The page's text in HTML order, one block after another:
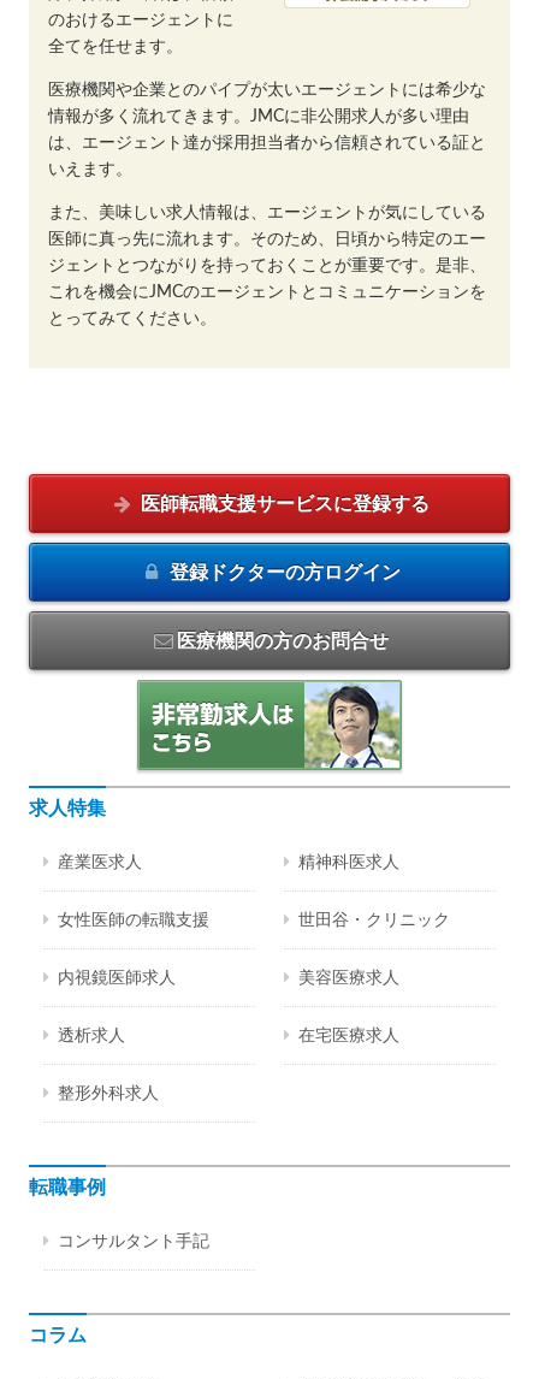
のおけるエージェントに
全てを任せます。
医療機関や企業とのパイプが太いエージェントには希少な
情報が多く流れてきます。JMCに非公開求人が多い理由
は、エージェント達が採用担当者から信頼されている証と
いえます。
また、美味しい求人情報は、エージェントが気にしている
医師に真っ先に流れます。そのため、日頃から特定のエー
ジェントとつながりを持っておくことが重要です。是非、
これを機会にJMCのエージェントとコミュニケーションを
とってみてください。
医師転職支援サービスに登録する
登録ドクターの方ログイン
医療機関の方のお問合せ
求人特集
産業医求人 精神科医求人
女性医師の転職支援 世田谷・クリニック
内視鏡医師求人 美容医療求人
透析求人 在宅医療求人
整形外科求人
転職事例
コンサルタント手記
コラム